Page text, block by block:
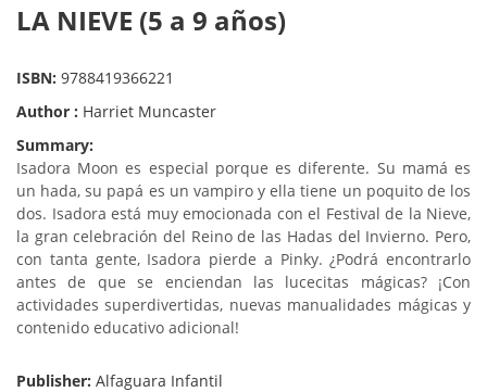
LA NIEVE (5 a 9 años)
ISBN: 9788419366221
Author : Harriet Muncaster
Summary:
Isadora Moon es especial porque es diferente. Su mamá es
un hada, su papá es un vampiro y ella tiene un poquito de los
dos. Isadora está muy emocionada con el Festival de la Nieve,
la gran celebración del Reino de las Hadas del Invierno. Pero,
con tanta gente, Isadora pierde a Pinky. ¿Podrá encontrarlo
antes de que se enciendan las lucecitas mágicas? ¡Con
actividades superdivertidas, nuevas manualidades mágicas y
contenido educativo adicional!
Publisher: Alfaguara Infantil